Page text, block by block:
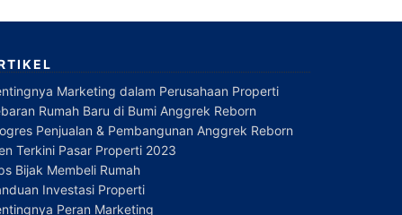
Marketing dalam Perusahaan Properti
Rumah Baru di Bumi Anggrek Reborn
Penjualan & Pembangunan Anggrek Reborn
Terkini Pasar Properti 2023
Bijak Membeli Rumah
Investasi Properti
Peran Marketing